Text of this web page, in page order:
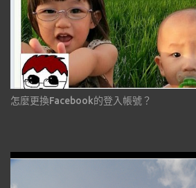
怎麼更換Facebook的登入帳號？